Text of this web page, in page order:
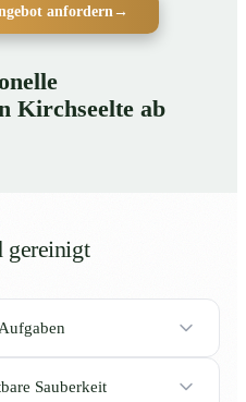
anfordern→
Kirchseelte ab
gereinigt
Sauberkeit